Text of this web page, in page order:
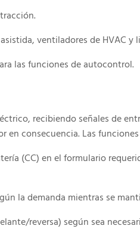
ventiladores de HVAC y
las funciones de autocontrol.
recibiendo señales de
consecuencia. Las
(CC) en el formulario
la demanda mientras se
reversa) según sea